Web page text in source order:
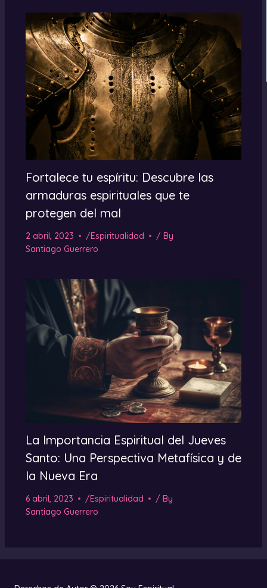
Fortalece tu espíritu: Descubre las
armaduras espirituales que te
protegen del mal
2 abril, 2023 /Espiritualidad
/ By
Santiago Guerrero
La Importancia Espiritual del Jueves
Santo: Una Perspectiva Metafísica y de
la Nueva Era
6 abril, 2023 /Espiritualidad
/ By
Santiago Guerrero